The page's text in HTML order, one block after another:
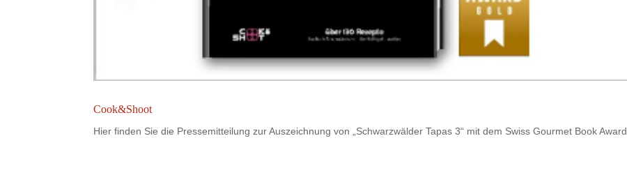
Cook&Shoot
Hier finden Sie die Pressemitteilung zur Auszeichnung von „Schwarzwälder Tapas 3“ mit dem Swiss Gourmet Book Award.